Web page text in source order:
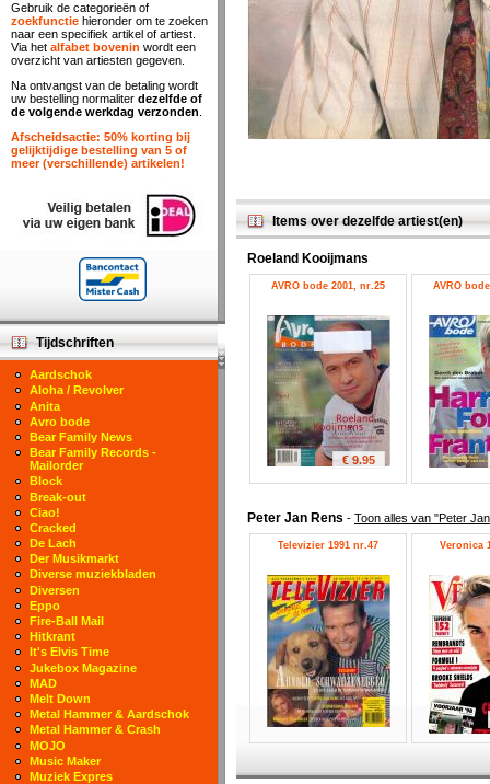
Items over dezelfde artiest(en)
Roeland Kooijmans
AVRO bode 2001, nr.25
€ 9.95
AVRO
Peter Jan Rens - Toon alles van "Peter
Televizier 1991 nr.47 Veronica
Gebruik de categorieën of
zoekfunctie hieronder om te zoeken
naar een specifiek artikel of artiest.
Via het alfabet bovenin wordt een
overzicht van artiesten gegeven.
Na ontvangst van de betaling wordt
uw bestelling normaliter dezelfde of
de volgende werkdag verzonden
Afscheidsactie: 50% korting bij
gelijktijdige bestelling van 5 of
meer (verschillende) artikelen!
Tijdschriften
Aardschok
Aloha / Revolver
Anita
Avro bode
Bear Family News
Bear Family Records -
Mailorder
Block
Break-out
Ciao!
Cracked
De Lach
Der Musikmarkt
Diverse muziekbladen
Diversen
Eppo
Fire-Ball Mail
Hitkrant
It's Elvis Time
Jukebox Magazine
MAD
Melt Down
Metal Hammer & Aardschok
Metal Hammer & Crash
MOJO
Music Maker
Muziek Expres